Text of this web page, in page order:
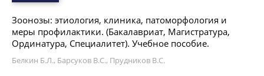
Зоонозы: этиология, клиника, патоморфология и
меры профилактики. (Бакалавриат, Магистратура,
Ординатура, Специалитет). Учебное пособие.
Белкин Б.Л., Барсуков В.С., Прудников В.С.